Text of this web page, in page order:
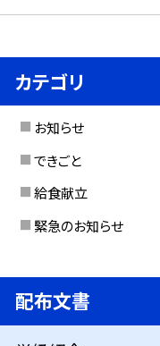
カテゴリ
お知らせ
できごと
給食献立
緊急のお知らせ
配布文書